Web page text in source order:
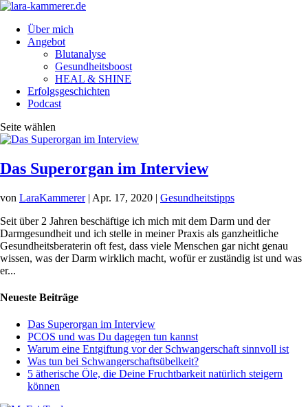
Über mich
Angebot
Blutanalyse
Gesundheitsboost
HEAL & SHINE
Erfolgsgeschichten
Podcast
Seite wählen
Das Superorgan im Interview
von LaraKammerer| Apr. 17, 2020 | Gesundheitstipps
Seit über 2 Jahren beschäftige ich mich mit dem Darm und der
Darmgesundheit und ich stelle in meiner Praxis als ganzheitliche
Gesundheitsberaterin oft fest, dass viele Menschen gar nicht genau
wissen, was der Darm wirklich macht, wofür er zuständig ist und was
er...
Neueste Beiträge
Das Superorgan im Interview
PCOS und was Du dagegen tun kannst
Warum eine Entgiftung vor der Schwangerschaft sinnvoll ist
Was tun bei Schwangerschaftsübelkeit?
5 ätherische Öle, die Deine Fruchtbarkeit natürlich steigern
können